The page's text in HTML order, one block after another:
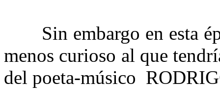
Sin embargo en esta
menos curioso al que
del poeta-músico